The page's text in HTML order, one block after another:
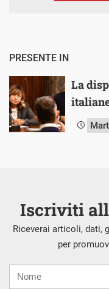
PRESENTE IN
La
Iscriviti
Riceverai articoli, dati,
per
mail